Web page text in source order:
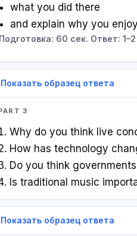
what you did there
and explain why you
Подготовка: 60 сек. Ответ:
Показать образец ответа
3
Why do you think live
How has technology
Do you think
Is traditional music
Показать образец ответа